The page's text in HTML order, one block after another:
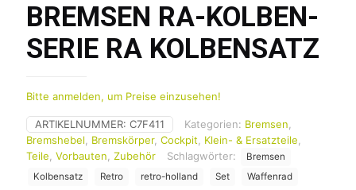
BREMSEN RA-KOLBEN-
SERIE RA KOLBENSATZ
Bitte anmelden, um Preise einzusehen!
ARTIKELNUMMER: C7F411 Kategorien: Bremsen
Bremshebel
Bremskörper, Cockpit Klein- & Ersatzteile
Teile Vorbauten Zubehör Schlagwörter:
Bremsen
Kolbensatz
Retro retro-holland Set Waffenrad